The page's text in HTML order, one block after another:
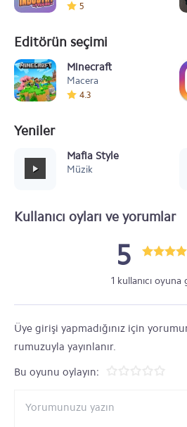
5
Editörün seçimi
Minecraft
Macera
4.3
Yeniler
Mafia Style
Müzik
Kullanıcı oyları ve yorumlar
5
1 kullanıcı oyuna
Üye girişi yapmadığınız için
rumuzuyla yayınlanır.
Bu oyunu oylayın: